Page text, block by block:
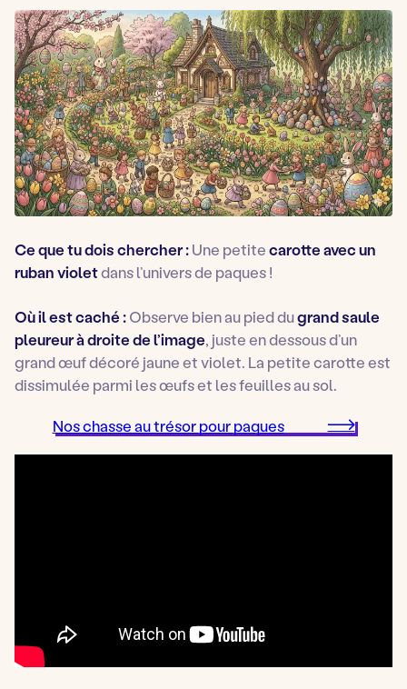
Ce que tu dois chercher :Une petitecarotte avec un
ruban violetdans l’univers de paques !
Où il est caché :Observe bien au pied dugrand saule
pleureur à droite de l’image, juste en dessous d’un
grand œuf décoré jaune et violet. La petite carotte est
dissimulée parmi les œufs et les feuilles au sol.
Nos chasse au trésor pour paques